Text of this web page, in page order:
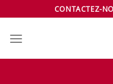
to
content
CONTACTEZ-